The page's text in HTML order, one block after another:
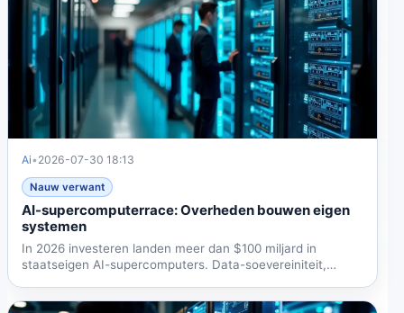
Ai• 2026-07-30 18:13
Nauw verwant
AI-supercomputerrace: Overheden bouwen eigen
systemen
In 2026 investeren landen meer dan $100 miljard in
staatseigen AI-supercomputers. Data-soevereiniteit,